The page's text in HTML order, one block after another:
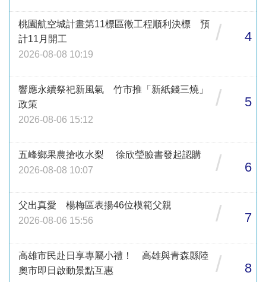
桃園航空城計畫第11標區徵工程順利決標 預
計11月開工
2026-08-08 10:19
/ 4
響應永續祭祀新風氣 竹市推「新紙錢三燒」
政策
2026-08-06 15:12
/ 5
五峰鄉果農搶收水梨 徐欣瑩臉書發起認購
2026-08-08 10:07
/ 6
父出真愛 楊梅區表揚46位模範父親
2026-08-06 15:56
/ 7
高雄市民赴日享專屬小禮！ 高雄與青森縣陸
奧市即日啟動景點互惠
/ 8